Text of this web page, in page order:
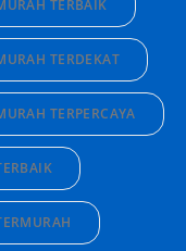
TERBAIK
TERDEKAT
TERPERCAYA